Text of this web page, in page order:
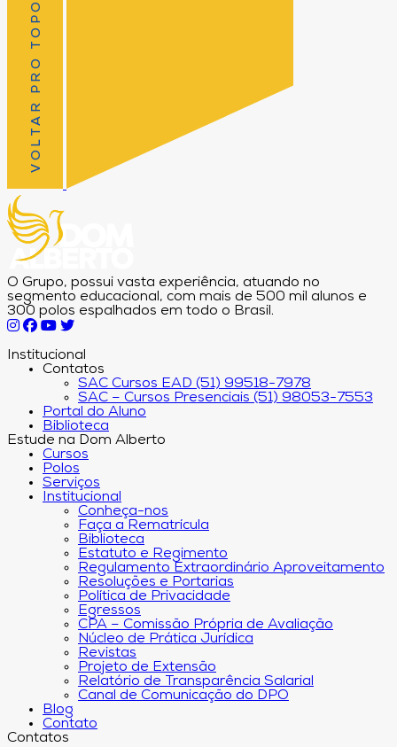
VOLTAR PRO TOPO
O Grupo, possui vasta experiência, atuando no
segmento educacional, com mais de 500 mil alunos e
300 polos espalhados em todo o Brasil.
Institucional
Contatos
SAC Cursos EAD (51) 99518-7978
SAC – Cursos Presenciais (51) 98053-7553
Portal do Aluno
Biblioteca
Estude na Dom Alberto
Cursos
Polos
Serviços
Institucional
Conheça-nos
Faça a Rematrícula
Biblioteca
Estatuto e Regimento
Regulamento Extraordinário Aproveitamento
Resoluções e Portarias
Política de Privacidade
Egressos
CPA – Comissão Própria de Avaliação
Núcleo de Prática Jurídica
Revistas
Projeto de Extensão
Relatório de Transparência Salarial
Canal de Comunicação do DPO
Blog
Contato
Contatos